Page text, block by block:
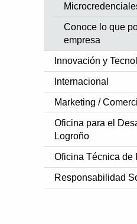
Conoce lo que
empresa
Innovación y
Internacional
Marketing /
Oficina para el
Logroño
Oficina Técnica de
Responsabilidad